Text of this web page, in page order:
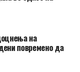
на
повремено да